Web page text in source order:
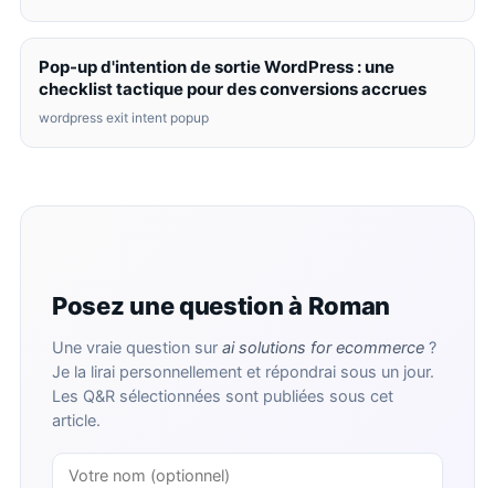
Pop-up d'intention de sortie WordPress : une
checklist tactique pour des conversions accrues
wordpress exit intent popup
Posez une question à Roman
Une vraie question sur ai solutions for ecommerce ?
Je la lirai personnellement et répondrai sous un jour.
Les Q&R sélectionnées sont publiées sous cet
article.